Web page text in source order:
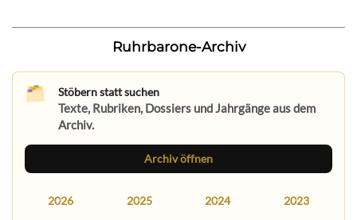
Ruhrbarone-Archiv
Stöbern statt suchen
Texte, Rubriken, Dossiers und Jahrgänge aus dem
Archiv.
Archiv öffnen
2026 2025 2024 2023